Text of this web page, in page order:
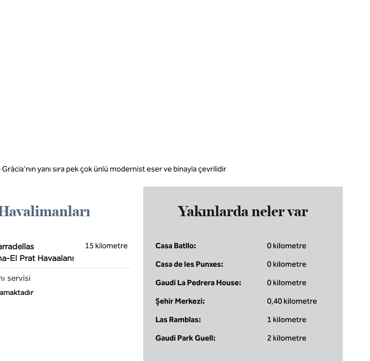
Gràcia'nın yanı sıra pek çok ünlü modernist eser ve binayla çevrilidir
El Prat Havaalanı
15 kilometre
servisi
Yakınlarda neler var
Casa Batllo:
0 kilometre
Casa de les Punxes:
0 kilometre
Gaudi La Pedrera House:
0 kilometre
Şehir Merkezi:
0,40 kilometre
Las Ramblas:
1 kilometre
Gaudi Park Guell:
2 kilometre